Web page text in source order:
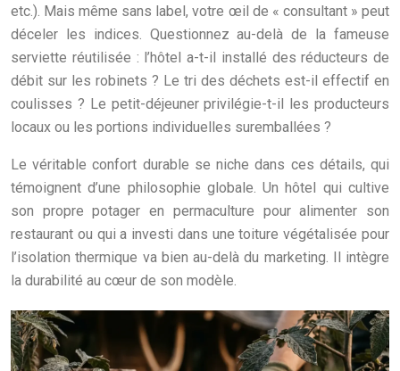
etc.). Mais même sans label, votre œil de « consultant » peut
déceler les indices. Questionnez au-delà de la fameuse
serviette réutilisée : l’hôtel a-t-il installé des réducteurs de
débit sur les robinets ? Le tri des déchets est-il effectif en
coulisses ? Le petit-déjeuner privilégie-t-il les producteurs
locaux ou les portions individuelles suremballées ?
Le véritable confort durable se niche dans ces détails, qui
témoignent d’une philosophie globale. Un hôtel qui cultive
son propre potager en permaculture pour alimenter son
restaurant ou qui a investi dans une toiture végétalisée pour
l’isolation thermique va bien au-delà du marketing. Il intègre
la durabilité au cœur de son modèle.